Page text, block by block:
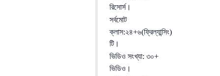
রিসোর্স।
সর্বমোট
ক্লাস:২৪+৬(ফ্রিল্যান্সিং)
টি।
ভিডিও সংখ্যা: ৩০+
ভিডিও।